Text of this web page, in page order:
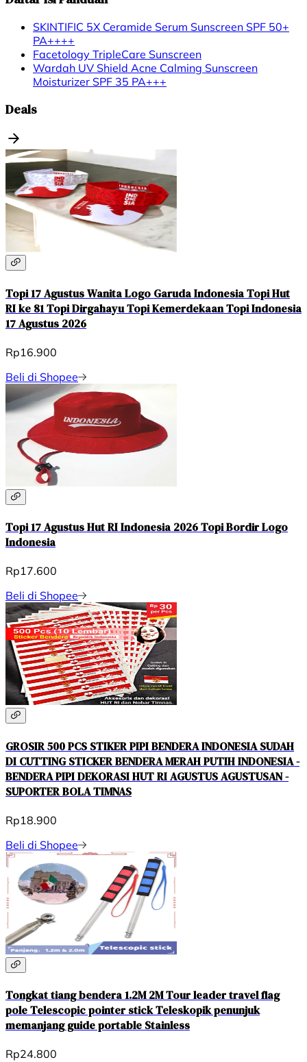
SKINTIFIC 5X Ceramide Serum Sunscreen SPF 50+
PA++++
Facetology TripleCare Sunscreen
Wardah UV Shield Acne Calming Sunscreen
Moisturizer SPF 35 PA+++
Deals
Topi 17 Agustus Wanita Logo Garuda Indonesia Topi Hut
RI ke 81 Topi Dirgahayu Topi Kemerdekaan Topi Indonesia
17 Agustus 2026
Rp16.900
Beli di Shopee
Topi 17 Agustus Hut RI Indonesia 2026 Topi Bordir Logo
Indonesia
Rp17.600
Beli di Shopee
GROSIR 500 PCS STIKER PIPI BENDERA INDONESIA SUDAH
DI CUTTING STICKER BENDERA MERAH PUTIH INDONESIA -
BENDERA PIPI DEKORASI HUT RI AGUSTUS AGUSTUSAN -
SUPORTER BOLA TIMNAS
Rp18.900
Beli di Shopee
Tongkat tiang bendera 1.2M 2M Tour leader travel flag
pole Telescopic pointer stick Teleskopik penunjuk
memanjang guide portable Stainless
Rp24.800